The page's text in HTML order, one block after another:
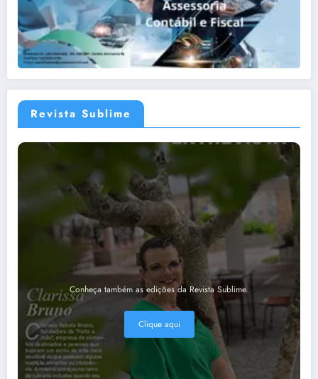
Revista Sublime
Conheça também as edições da Revista Sublime.
Clique aqui